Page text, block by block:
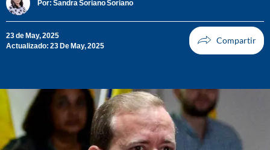
Por: Sandra Soriano Soriano
23 de May, 2025
Actualizado: 23 De May, 2025